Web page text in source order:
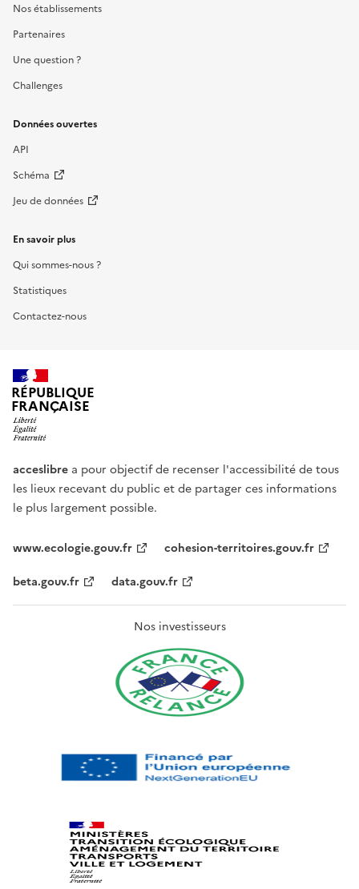
Nos établissements
Partenaires
Une question ?
Challenges
Données ouvertes
API
Schéma
Jeu de données
En savoir plus
Qui sommes-nous ?
Statistiques
Contactez-nous
RÉPUBLIQUE
FRANÇAISE
acceslibre a pour objectif de recenser l'accessibilité de tous
les lieux recevant du public et de partager ces informations
le plus largement possible.
www.ecologie.gouv.fr
cohesion-territoires.gouv.fr
beta.gouv.fr
data.gouv.fr
Nos investisseurs